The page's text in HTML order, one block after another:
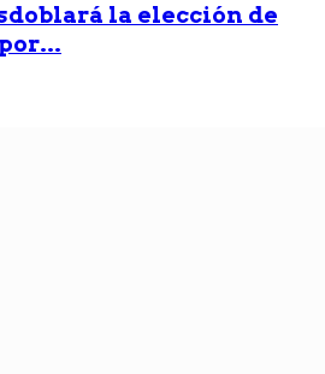
la elección de